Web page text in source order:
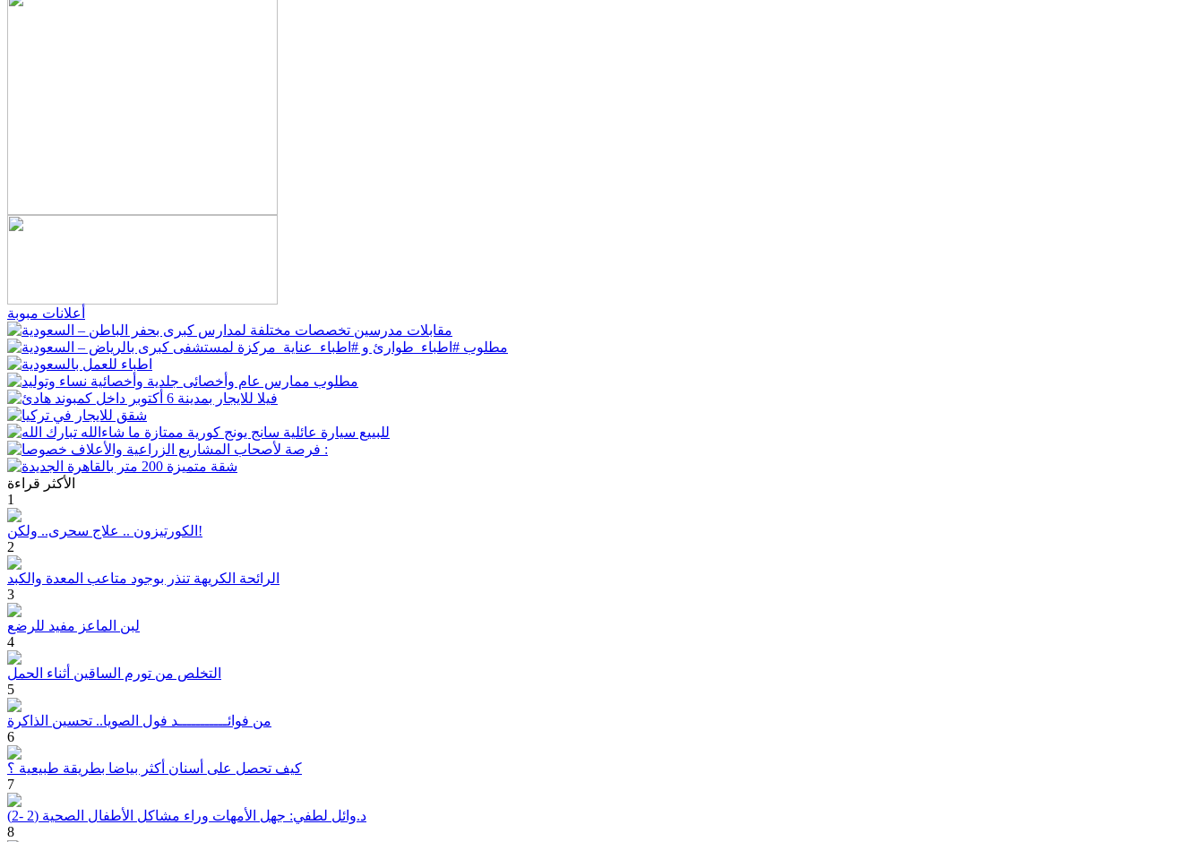
أعلانات مبوبة
الأكثر قراءة
1
الكورتيزون .. علاج سحرى.. ولكن!
2
الرائحة الكريهة تنذر بوجود متاعب المعدة والكبد
3
لبن الماعز مفيد للرضع
4
التخلص من تورم الساقين أثناء الحمل
5
من فوائـــــــــــد فول الصويا.. تحسين الذاكرة
6
كيف تحصل على أسنان أكثر بياضا بطريقة طبيعية ؟
7
د.وائل لطفي: جهل الأمهات وراء مشاكل الأطفال الصحية (2 -2)
8